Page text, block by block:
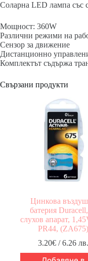
Соларна LED лампа със
Мощност: 360W
Различни режими на
Сензор за движение
Дистанционно
Комплектът съдържа
Свързани продукти
Цинкова
батерия Duracell,
слухов апарат,
PR44, (ZA675)
3.20€/ 6.26 лв.